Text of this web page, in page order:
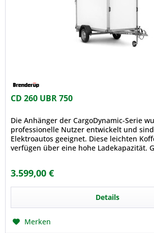
CD 260 UBR 750
Die Anhänger der CargoDynamic-Serie
professionelle Nutzer entwickelt und
Elektroautos geeignet. Diese leichten
verfügen über eine hohe Ladekapazität.
3.599,00 €
Details
Merken